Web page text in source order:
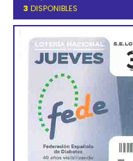
3 DISPONIBLES